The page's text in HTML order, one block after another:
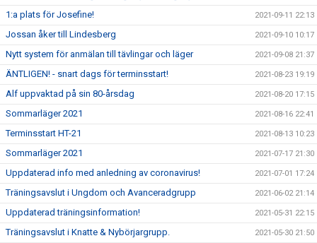
1:a plats för Josefine! 2021-09-11 22:13
Jossan åker till Lindesberg 2021-09-10 10:17
Nytt system för anmälan till tävlingar och läger 2021-09-08 21:37
ÄNTLIGEN! - snart dags för terminsstart! 2021-08-23 19:19
Alf uppvaktad på sin 80-årsdag 2021-08-20 17:15
Sommarläger 2021 2021-08-16 22:41
Terminsstart HT-21 2021-08-13 10:23
Sommarläger 2021 2021-07-17 21:30
Uppdaterad info med anledning av coronavirus! 2021-07-01 17:24
Träningsavslut i Ungdom och Avanceradgrupp 2021-06-02 21:14
Uppdaterad träningsinformation! 2021-05-31 22:15
Träningsavslut i Knatte & Nybörjargrupp. 2021-05-30 21:50